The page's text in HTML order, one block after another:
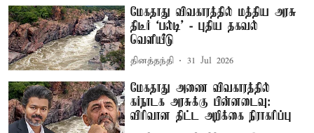
மேகதாது விவகாரத்தில் மத்திய அரசு
திடீர் ‘பல்டி’ - புதிய தகவல்
வெளியீடு
தினத்தந்தி 31 Jul 2026
மேகதாது அணை விவகாரத்தில்
கர்நாடக அரசுக்கு பின்னடைவு:
விரிவான திட்ட அறிக்கை நிராகரிப்பு